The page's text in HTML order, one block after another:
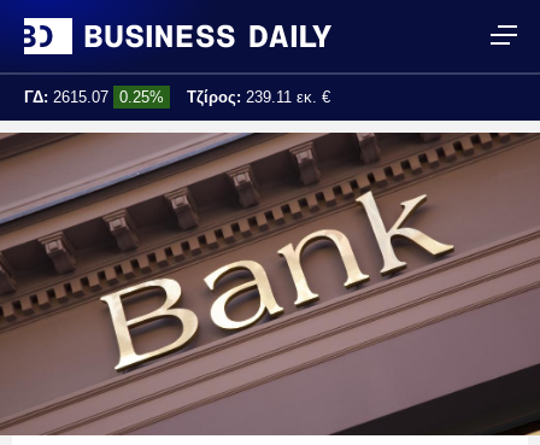
ΓΔ: 2615.07 0.25% Τζίρος: 239.11 εκ. €
Τελ. ενημέρωση: 17:25:01